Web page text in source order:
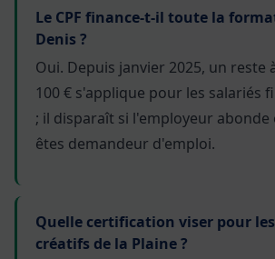
Le CPF finance-t-il toute la
Denis ?
Oui. Depuis janvier 2025, un reste
100 € s'applique pour les salariés
; il disparaît si l'employeur abonde
êtes demandeur d'emploi.
Quelle certification viser pour
créatifs de la Plaine ?